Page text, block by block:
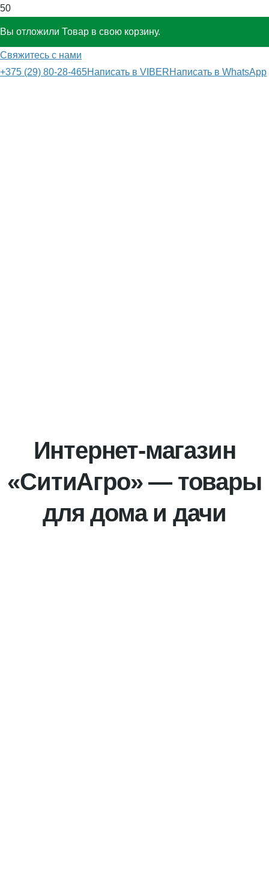
Вы отложили Товар в свою корзину.
Свяжитесь с нами
+375 (29) 80-28-465Написать в VIBERНаписать в WhatsApp
Интернет-магазин
«СитиАгро» — товары
для дома и дачи